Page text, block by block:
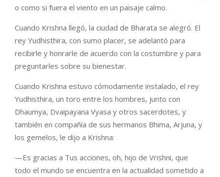
o como si fuera el viento en un paisaje calmo.
Cuando Krishna llegó, la ciudad de Bharata se alegró. El
rey Yudhisthira, con sumo placer, se adelantó para
recibirle y honrarle de acuerdo con la costumbre y para
preguntarles sobre su bienestar.
Cuando Krishna estuvo cómodamente instalado, el rey
Yudhisthira, un toro entre los hombres, junto con
Dhaumya, Dvaipayana Vyasa y otros sacerdotes, y
también en compañía de sus hermanos Bhima, Arjuna, y
los gemelos, le dijo a Krishna:
—Es gracias a Tus acciones, oh, hijo de Vrishni, que
todo el mundo se encuentra en la actualidad sometido a